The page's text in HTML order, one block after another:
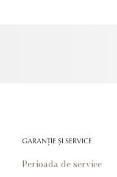
GARANȚIE ȘI SERVICE
Perioada de service